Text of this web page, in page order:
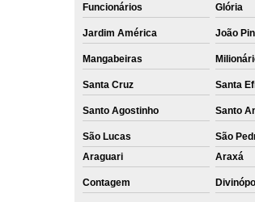
Funcionários Glória
Jardim América João
Mangabeiras
Santa Cruz Santa
Santo Agostinho Santo
São Lucas São
Araguari
Araxá
Contagem